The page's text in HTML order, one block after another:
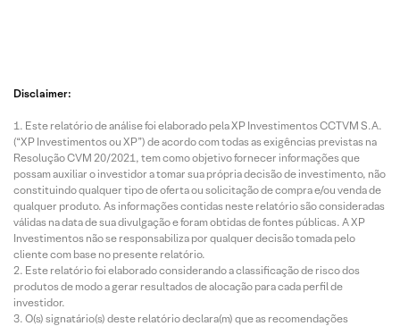
Disclaimer:
Este relatório de análise foi elaborado pela XP Investimentos CCTVM S.A.
(“XP Investimentos ou XP”) de acordo com todas as exigências previstas na
Resolução CVM 20/2021, tem como objetivo fornecer informações que
possam auxiliar o investidor a tomar sua própria decisão de investimento, não
constituindo qualquer tipo de oferta ou solicitação de compra e/ou venda de
qualquer produto. As informações contidas neste relatório são consideradas
válidas na data de sua divulgação e foram obtidas de fontes públicas. A XP
Investimentos não se responsabiliza por qualquer decisão tomada pelo
cliente com base no presente relatório.
Este relatório foi elaborado considerando a classificação de risco dos
produtos de modo a gerar resultados de alocação para cada perfil de
investidor.
O(s) signatário(s) deste relatório declara(m) que as recomendações